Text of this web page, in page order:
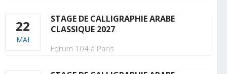
22
MAI
STAGE DE CALLIGRAPHIE ARABE
CLASSIQUE 2027
Forum 104 à Paris